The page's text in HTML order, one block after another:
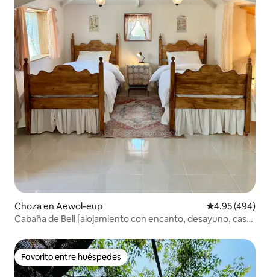
Choza en Aewol-eup Calificación
4.95 (494)
Cabaña de Bell [alojamiento con encanto, desayuno, casa
Favorito entre huéspedes
Favorito entre huéspedes